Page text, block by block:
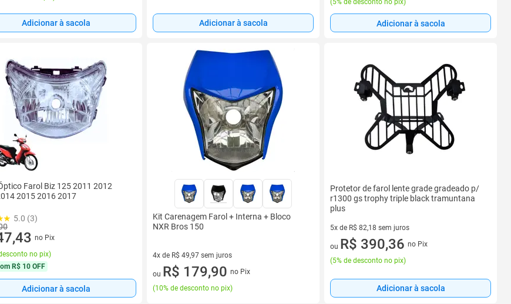
Adicionar à sacola Adicionar à sacola
(5% de desconto no pix)
Adicionar à sacola
Farol Biz 125 2011 2012
2015 2016 2017
5.0 (3)
no Pix
no pix)
R$ 10 OFF
Adicionar à sacola
Kit Carenagem Farol + Interna + Bloco
NXR Bros 150
4x de R$ 49,97 sem juros
4 vez de R$ 49,97 sem juros
ou R$ 179,90 no Pix
(10% de desconto no pix)
Protetor de farol lente grade gradeado p/
r1300 gs trophy triple black tramuntana
plus
5x de R$ 82,18 sem juros
5 vez de R$ 82,18 sem juros
ou R$ 390,36 no Pix
(5% de desconto no pix)
Adicionar à sacola